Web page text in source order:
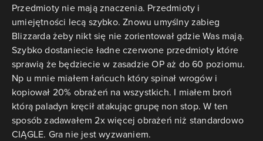
Przedmioty nie mają znaczenia. Przedmioty i
umiejętności lecą szybko. Znowu umyślny zabieg
Blizzarda żeby nikt się nie zorientował gdzie Was mają.
Szybko dostaniecie ładne czerwone przedmioty które
sprawią że będziecie w zasadzie OP aż do 60 poziomu.
Np u mnie miałem łańcuch który spinał wrogów i
kopiował 20% obrażeń na wszystkich. I miałem broń
którą paladyn kręcił atakując grupę non stop. W ten
sposób zadawałem 2x więcej obrażeń niż standardowo
CIĄGLE. Gra nie jest wyzwaniem.